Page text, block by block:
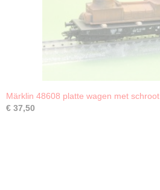
Märklin 48608 platte wagen met schroot
€ 37,50